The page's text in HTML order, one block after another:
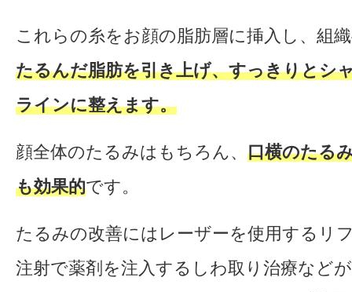
これらの糸をお顔の脂肪層に挿入し、組
たるんだ脂肪を引き上げ、すっきりとシ
ラインに整えます。
顔全体のたるみはもちろん、 口横のたる
も効果的です。
たるみの改善にはレーザーを使用するリ
注射で薬剤を注入するしわ取り治療など